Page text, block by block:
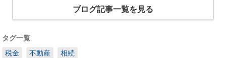
ブログ記事一覧を見る
タグ一覧
税金
不動産 相続